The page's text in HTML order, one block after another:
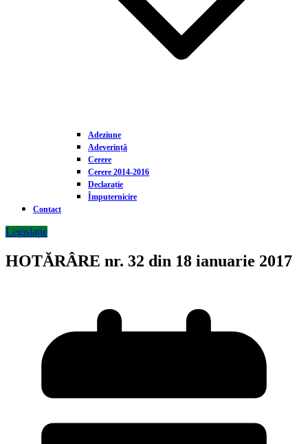
Adeziune
Adeverință
Cerere
Cerere 2014-2016
Declarație
Împuternicire
Contact
Legislație
HOTĂRÂRE nr. 32 din 18 ianuarie 2017